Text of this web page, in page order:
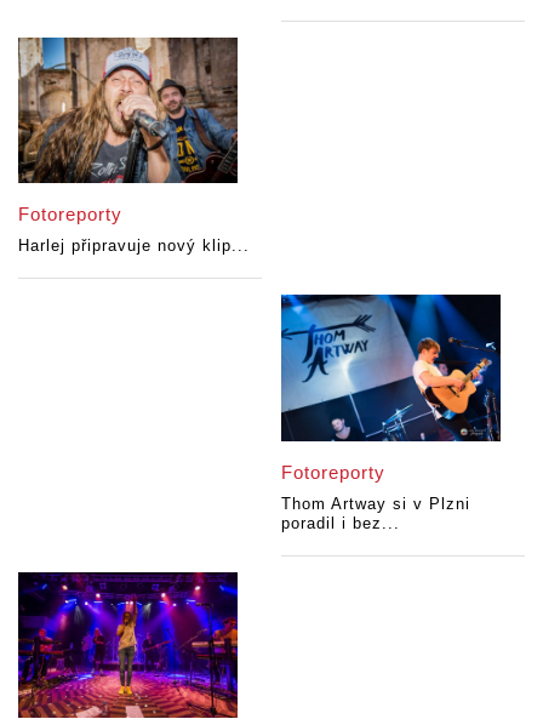
Fotoreporty
Harlej připravuje nový klip...
Fotoreporty
Thom Artway si v Plzni
poradil i bez...